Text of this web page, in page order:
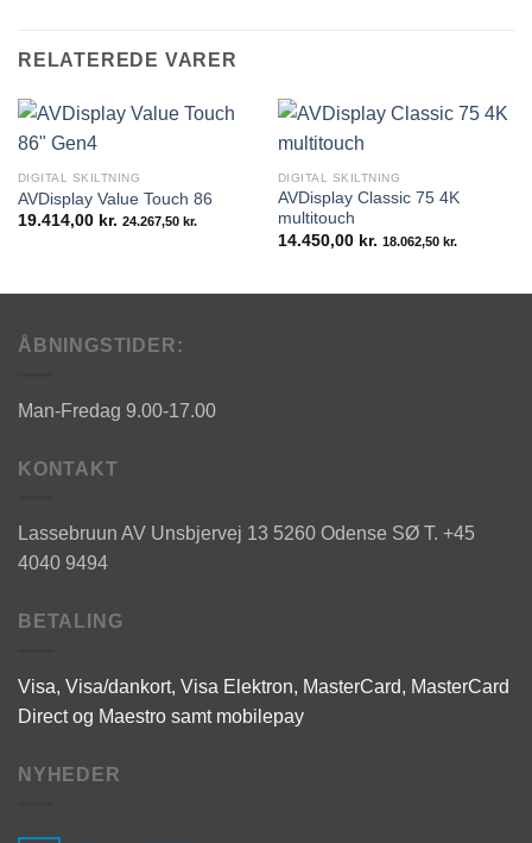
RELATEREDE VARER
DIGITAL SKILTNING
AVDisplay Value Touch 86
19.414,00 kr. 24.267,50 kr.
DIGITAL SKILTNING
AVDisplay Classic 75 4K
multitouch
14.450,00 kr. 18.062,50 kr.
ÅBNINGSTIDER:
Man-Fredag 9.00-17.00
KONTAKT
Lassebruun AV Unsbjervej 13 5260 Odense SØ T. +45
4040 9494
BETALING
Visa, Visa/dankort, Visa Elektron, MasterCard, MasterCard
Direct og Maestro samt mobilepay
NYHEDER